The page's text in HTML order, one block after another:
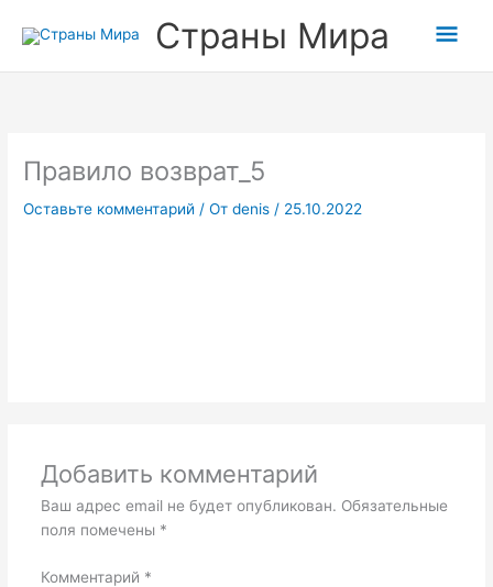
Страны Мира
Правило возврат_5
Оставьте комментарий / Отdenis/ 25.10.2022
Добавить комментарий
Ваш адрес email не будет опубликован. Обязательные
поля помечены *
Комментарий *
вверх